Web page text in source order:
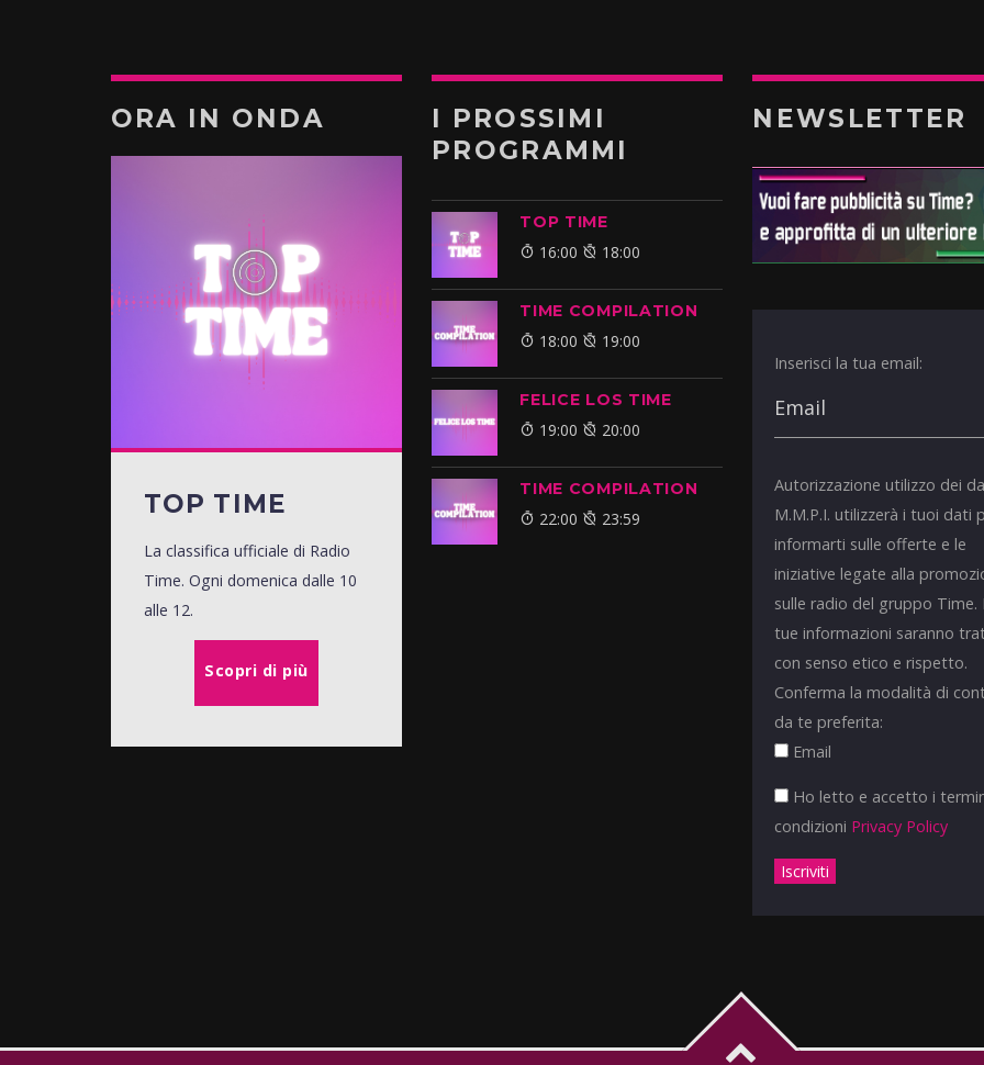
ORA IN ONDA
TOP TIME
La classifica ufficiale di Radio
Time. Ogni domenica dalle 10
alle 12.
Scopri di più
I PROSSIMI
PROGRAMMI
TOP TIME
16:00 18:00
TIME COMPILATION
18:00 19:00
FELICE LOS TIME
19:00 20:00
TIME COMPILATION
22:00 23:59
NEWSLETTER
Inserisci la tua email:
Autorizzazione utilizzo dei
M.M.P.I. utilizzerà i tuoi dati
informarti sulle offerte e le
iniziative legate alla
sulle radio del gruppo Time.
tue informazioni saranno
con senso etico e rispetto.
Conferma la modalità di
da te preferita:
Email
Ho letto e accetto i
condizioni Privacy Policy